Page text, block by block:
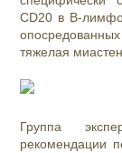
CD20 в В-
тяжелая
Группа
рекомендации